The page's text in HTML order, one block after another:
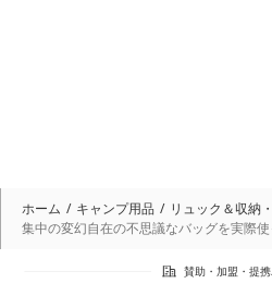
ホーム キャンプ用品 リュック＆収納
集中の変幻自在の不思議なバッグを実際